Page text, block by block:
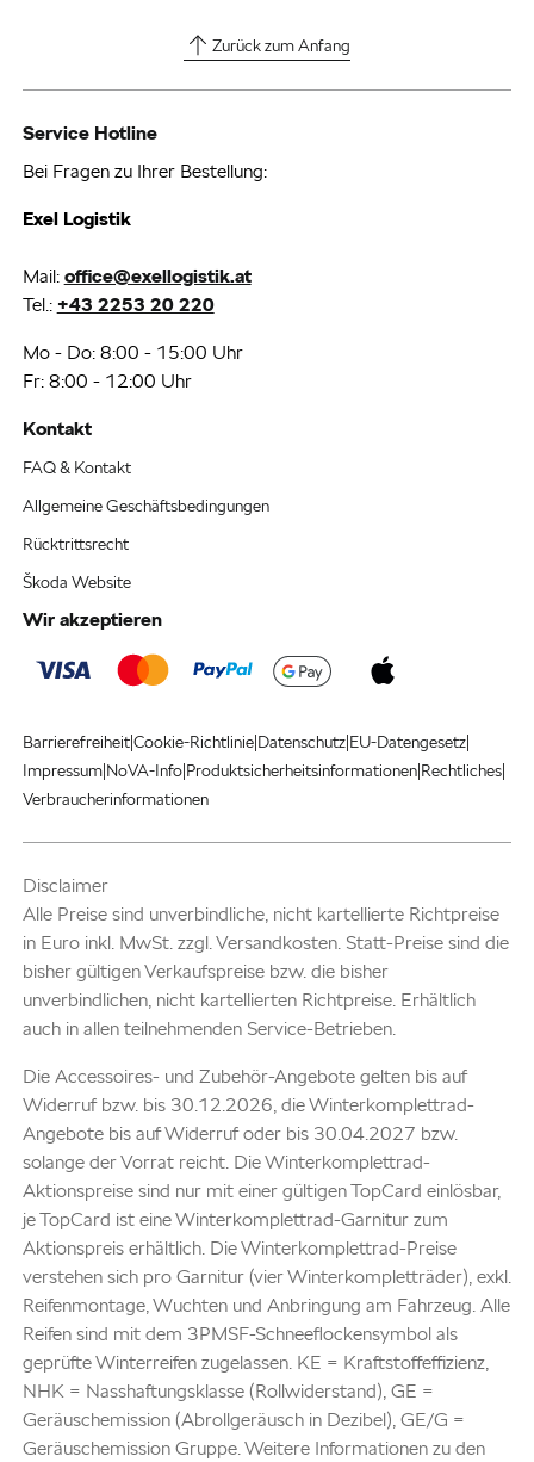
Zurück zum Anfang
Service Hotline
Bei Fragen zu Ihrer Bestellung:
Exel Logistik
Mail: office@exellogistik.at
Tel.: +43 2253 20 220
Mo - Do: 8:00 - 15:00 Uhr
Fr: 8:00 - 12:00 Uhr
Kontakt
FAQ & Kontakt
Allgemeine Geschäftsbedingungen
Rücktrittsrecht
Škoda Website
Wir akzeptieren
Barrierefreiheit|Cookie-Richtlinie|Datenschutz|EU-Datengesetz|
Impressum|NoVA-Info|Produktsicherheitsinformationen|Rechtliches|
Verbraucherinformationen
Disclaimer
Alle Preise sind unverbindliche, nicht kartellierte Richtpreise
in Euro inkl. MwSt. zzgl. Versandkosten. Statt-Preise sind die
bisher gültigen Verkaufspreise bzw. die bisher
unverbindlichen, nicht kartellierten Richtpreise. Erhältlich
auch in allen teilnehmenden Service-Betrieben.
Die Accessoires- und Zubehör-Angebote gelten bis auf
Widerruf bzw. bis 30.12.2026, die Winterkomplettrad-
Angebote bis auf Widerruf oder bis 30.04.2027 bzw.
solange der Vorrat reicht. Die Winterkomplettrad-
Aktionspreise sind nur mit einer gültigen TopCard einlösbar,
je TopCard ist eine Winterkomplettrad-Garnitur zum
Aktionspreis erhältlich. Die Winterkomplettrad-Preise
verstehen sich pro Garnitur (vier Winterkompletträder), exkl.
Reifenmontage, Wuchten und Anbringung am Fahrzeug. Alle
Reifen sind mit dem 3PMSF-Schneeflockensymbol als
geprüfte Winterreifen zugelassen. KE = Kraftstoffeffizienz,
NHK = Nasshaftungsklasse (Rollwiderstand), GE =
Geräuschemission (Abrollgeräusch in Dezibel), GE/G =
Geräuschemission Gruppe. Weitere Informationen zu den